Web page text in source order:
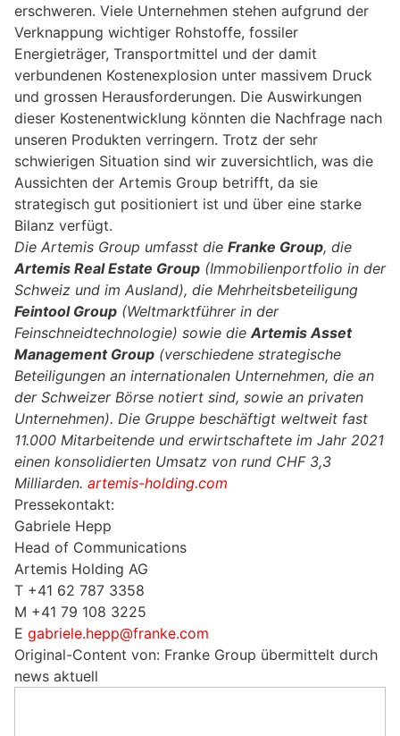
erschweren. Viele Unternehmen stehen aufgrund der
Verknappung wichtiger Rohstoffe, fossiler
Energieträger, Transportmittel und der damit
verbundenen Kostenexplosion unter massivem Druck
und grossen Herausforderungen. Die Auswirkungen
dieser Kostenentwicklung könnten die Nachfrage nach
unseren Produkten verringern. Trotz der sehr
schwierigen Situation sind wir zuversichtlich, was die
Aussichten der Artemis Group betrifft, da sie
strategisch gut positioniert ist und über eine starke
Bilanz verfügt.
Die Artemis Group umfasst die Franke Group, die
Artemis Real Estate Group (Immobilienportfolio in der
Schweiz und im Ausland), die Mehrheitsbeteiligung
Feintool Group (Weltmarktführer in der
Feinschneidtechnologie) sowie dieArtemis Asset
Management Group (verschiedene strategische
Beteiligungen an internationalen Unternehmen, die an
der Schweizer Börse notiert sind, sowie an privaten
Unternehmen). Die Gruppe beschäftigt weltweit fast
11.000 Mitarbeitende und erwirtschaftete im Jahr 2021
einen konsolidierten Umsatz von rund CHF 3,3
Milliarden. artemis-holding.com
Pressekontakt:
Gabriele Hepp
Head of Communications
Artemis Holding AG
T +41 62 787 3358
M +41 79 108 3225
E gabriele.hepp@franke.com
Original-Content von: Franke Group übermittelt durch
news aktuell